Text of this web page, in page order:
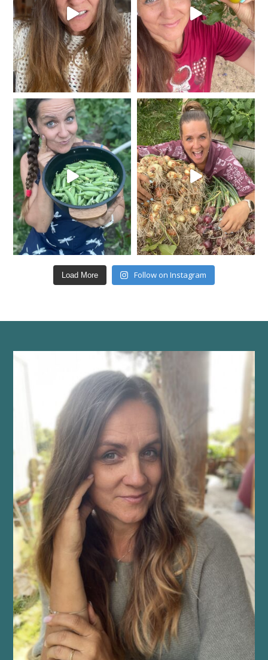
Load More Follow on Instagram